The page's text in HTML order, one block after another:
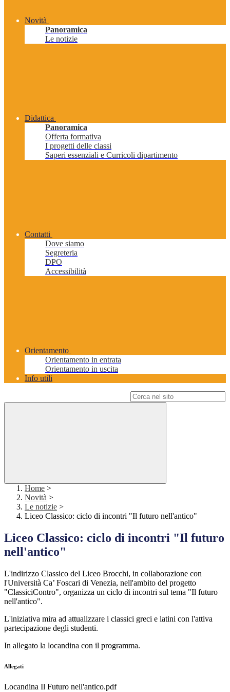
Novità
Panoramica
Le notizie
Didattica
Panoramica
Offerta formativa
I progetti delle classi
Saperi essenziali e Curricoli dipartimento
Contatti
Dove siamo
Segreteria
DPO
Accessibilità
Orientamento
Orientamento in entrata
Orientamento in uscita
Info utili
Home >
Novità >
Le notizie >
Liceo Classico: ciclo di incontri "Il futuro nell'antico"
Liceo Classico: ciclo di incontri "Il futuro
nell'antico"
L'indirizzo Classico del Liceo Brocchi, in collaborazione con
l'Università Ca’ Foscari di Venezia, nell'ambito del progetto
"ClassiciContro", organizza un ciclo di incontri sul tema "Il futuro
nell'antico".
L'iniziativa mira ad attualizzare i classici greci e latini con l'attiva
partecipazione degli studenti.
In allegato la locandina con il programma.
Allegati
Locandina Il Futuro nell'antico.pdf